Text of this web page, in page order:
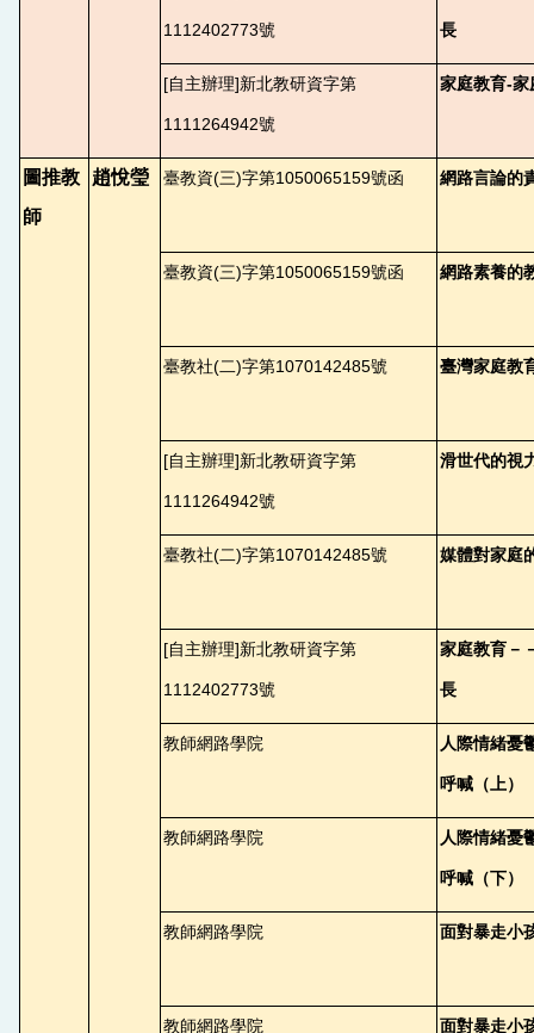
1112402773號 長
[自主辦理]新北教研資字第
1111264942號
家庭教育-家
圖推教
師
趙悅瑩 臺教資(三)字第1050065159號函 網路言論的
臺教資(三)字第1050065159號函 網路素養的
臺教社(二)字第1070142485號 臺灣家庭教
[自主辦理]新北教研資字第
1111264942號
滑世代的視
臺教社(二)字第1070142485號 媒體對家庭
[自主辦理]新北教研資字第
1112402773號
家庭教育－
長
教師網路學院 人際情緒憂
呼喊（上）
教師網路學院 人際情緒憂
呼喊（下）
教師網路學院 面對暴走小
教師網路學院 面對暴走小